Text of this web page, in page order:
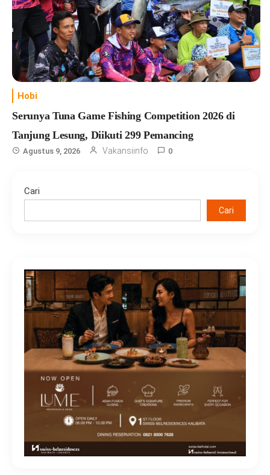
Hobi
Serunya Tuna Game Fishing Competition 2026 di
Tanjung Lesung, Diikuti 299 Pemancing
Agustus 9, 2026 Vakansiinfo 0
Cari
Cari